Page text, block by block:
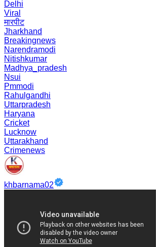
Delhi
Viral
मारपीट
Jharkhand
Breakingnews
Narendramodi
Nitishkumar
Madhya_pradesh
Nsui
Pmmodi
Rahulgandhi
Uttarpradesh
Haryana
Cricket
Lucknow
Uttarakhand
Crimenews
khbarnama02